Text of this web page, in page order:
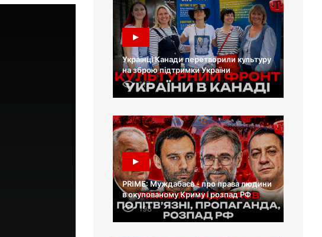
Українці Канади перетворили культуру
на зброю підтримки України
117
PRIME: Муждабаєв - про права людини
в окупованому Криму і розпад РФ
198